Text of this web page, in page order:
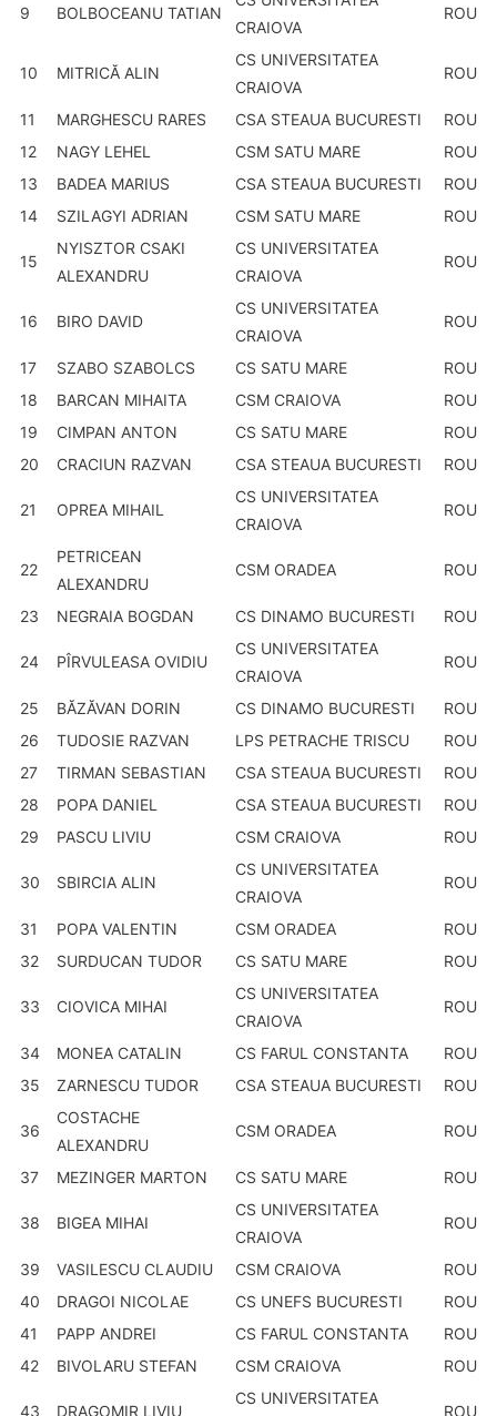
9 BOLBOCEANU TATIAN
CRAIOVA
ROU
10 MITRICĂ ALIN
CS UNIVERSITATEA
CRAIOVA
ROU
11 MARGHESCU RARES CSA STEAUA BUCURESTI
ROU
12
NAGY LEHEL CSM SATU MARE
ROU
13
BADEA MARIUS CSA STEAUA BUCURESTI
ROU
14
SZILAGYI ADRIAN CSM SATU MARE ROU
15
NYISZTOR CSAKI
ALEXANDRU
CS UNIVERSITATEA
CRAIOVA
ROU
16 BIRO DAVID
CS UNIVERSITATEA
CRAIOVA
ROU
17 SZABO SZABOLCS CS SATU MARE
ROU
18
BARCAN MIHAITA CSM CRAIOVA
ROU
19
CIMPAN ANTON CS SATU MARE
ROU
20
CRACIUN RAZVAN CSA STEAUA BUCURESTI ROU
21 OPREA MIHAIL
CS UNIVERSITATEA
CRAIOVA
ROU
22
PETRICEAN
ALEXANDRU
CSM ORADEA ROU
23 NEGRAIA BOGDAN CS DINAMO BUCURESTI ROU
24 PÎRVULEASA OVIDIU
CS UNIVERSITATEA
CRAIOVA
ROU
25 BĂZĂVAN DORIN CS DINAMO BUCURESTI
ROU
26
TUDOSIE RAZVAN LPS PETRACHE TRISCU
ROU
27
TIRMAN SEBASTIAN CSA STEAUA BUCURESTI
ROU
28
POPA DANIEL CSA STEAUA BUCURESTI
ROU
29
PASCU LIVIU CSM CRAIOVA ROU
30 SBIRCIA ALIN
CS UNIVERSITATEA
CRAIOVA
ROU
31 POPA VALENTIN CSM ORADEA
ROU
32
SURDUCAN TUDOR CS SATU MARE ROU
33 CIOVICA MIHAI
CS UNIVERSITATEA
CRAIOVA
ROU
34 MONEA CATALIN CS FARUL CONSTANTA
ROU
35
ZARNESCU TUDOR CSA STEAUA BUCURESTI ROU
36
COSTACHE
ALEXANDRU
CSM ORADEA ROU
37 MEZINGER MARTON CS SATU MARE ROU
38 BIGEA MIHAI
CS UNIVERSITATEA
CRAIOVA
ROU
39 VASILESCU CLAUDIU CSM CRAIOVA
ROU
40
DRAGOI NICOLAE CS UNEFS BUCURESTI
ROU
41
PAPP ANDREI CS FARUL CONSTANTA
ROU
42
BIVOLARU STEFAN CSM CRAIOVA ROU
43 DRAGOMIR LIVIU
CS UNIVERSITATEA
ROU